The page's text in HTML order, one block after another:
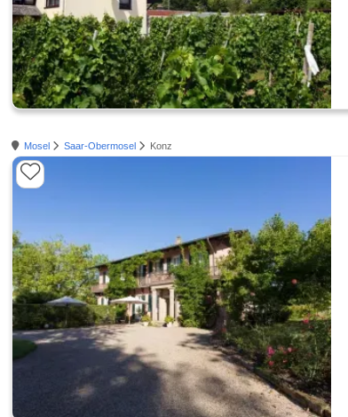
Mosel Saar-Obermosel Konz